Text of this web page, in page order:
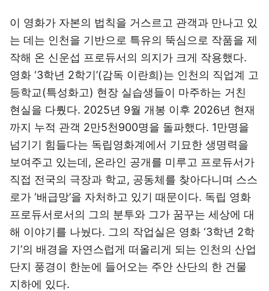
이 영화가 자본의 법칙을 거스르고 관객과 만나고 있
는 데는 인천을 기반으로 특유의 뚝심으로 작품을 제
작해 온 신운섭 프로듀서의 의지가 크게 작용했다.
영화 ‘3학년 2학기’(감독 이란희)는 인천의 직업계 고
등학교(특성화고) 현장 실습생들이 마주하는 거친
현실을 다뤘다. 2025년 9월 개봉 이후 2026년 현재
까지 누적 관객 2만5천900명을 돌파했다. 1만명을
넘기기 힘들다는 독립영화계에서 기묘한 생명력을
보여주고 있는데, 온라인 공개를 미루고 프로듀서가
직접 전국의 극장과 학교, 공동체를 찾아다니며 스스
로가 ‘배급망’을 자처하고 있기 때문이다. 독립 영화
프로듀서로서의 그의 분투와 그가 꿈꾸는 세상에 대
해 이야기를 나눴다. 그의 작업실은 영화 ‘3학년 2학
기’의 배경을 자연스럽게 떠올리게 되는 인천의 산업
단지 풍경이 한눈에 들어오는 주안 산단의 한 건물
지하에 있다.